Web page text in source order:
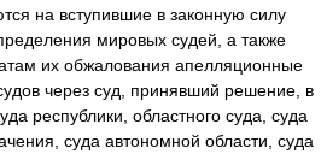
на вступившие в законную силу
мировых судей, а также
их обжалования апелляционные
через суд, принявший решение, в
республики, областного суда, суда
суда автономной области, суда